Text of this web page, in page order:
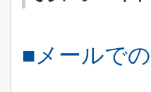
■メールで